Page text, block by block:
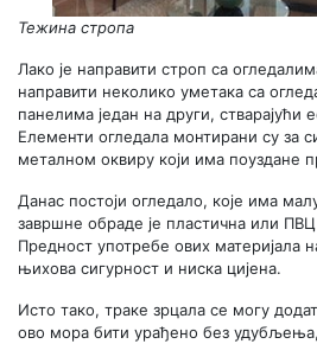
Тежина стропа
Лако је направити строп са
направити неколико уметака са
панелима један на други, стварајући
Елементи огледала монтирани су за
металном оквиру који има поуздане
Данас постоји огледало, које има
завршне обраде је пластична или
Предност употребе ових материјала
њихова сигурност и ниска цијена.
Исто тако, траке зрцала се могу
ово мора бити урађено без